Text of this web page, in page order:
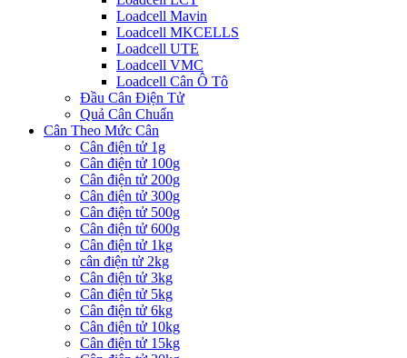
Loadcell Mavin
Loadcell MKCELLS
Loadcell UTE
Loadcell VMC
Loadcell Cân Ô Tô
Đầu Cân Điện Tử
Quả Cân Chuẩn
Cân Theo Mức Cân
Cân điện tử 1g
Cân điện tử 100g
Cân điện tử 200g
Cân điện tử 300g
Cân điện tử 500g
Cân điện tử 600g
Cân điện tử 1kg
cân điện tử 2kg
Cân điện tử 3kg
Cân điện tử 5kg
Cân điện tử 6kg
Cân điện tử 10kg
Cân điện tử 15kg